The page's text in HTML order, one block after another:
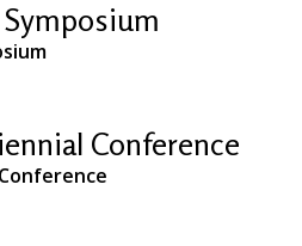
Conference